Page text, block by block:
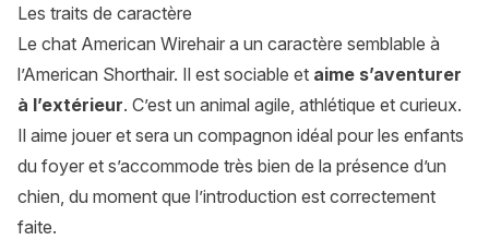
Les traits de caractère
Le chat American Wirehair a un caractère semblable à
l’American Shorthair. Il est sociable et aime s’aventurer
à l’extérieur. C’est un animal agile, athlétique et curieux.
Il aime jouer et sera un compagnon idéal pour les enfants
du foyer et s’accommode très bien de la présence d’un
chien, du moment que l’introduction est correctement
faite.